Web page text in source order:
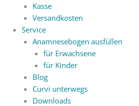
Kasse
Versandkosten
Service
Anamnesebogen ausfüllen
für Erwachsene
für Kinder
Blog
Curvi unterwegs
Downloads